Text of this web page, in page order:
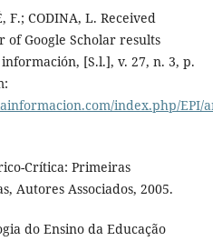
F.; CODINA, L. Received
of Google Scholar results
[S.l.], v. 27, n. 3, p.
index.php/EPI/
Crítica: Primeiras
Autores Associados, 2005.
do Ensino da Educação